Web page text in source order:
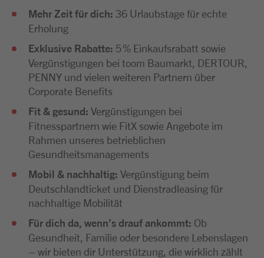
Mehr Zeit für dich: 36 Urlaubstage für echte
Erholung
Exklusive Rabatte: 5 % Einkaufsrabatt sowie
Vergünstigungen bei toom Baumarkt, DERTOUR,
PENNY und vielen weiteren Partnern über
Corporate Benefits
Fit & gesund: Vergünstigungen bei
Fitnesspartnern wie FitX sowie Angebote im
Rahmen unseres betrieblichen
Gesundheitsmanagements
Mobil & nachhaltig: Vergünstigung beim
Deutschlandticket und Dienstradleasing für
nachhaltige Mobilität
Für dich da, wenn’s drauf ankommt: Ob
Gesundheit, Familie oder besondere Lebenslagen
– wir bieten dir Unterstützung, die wirklich zählt